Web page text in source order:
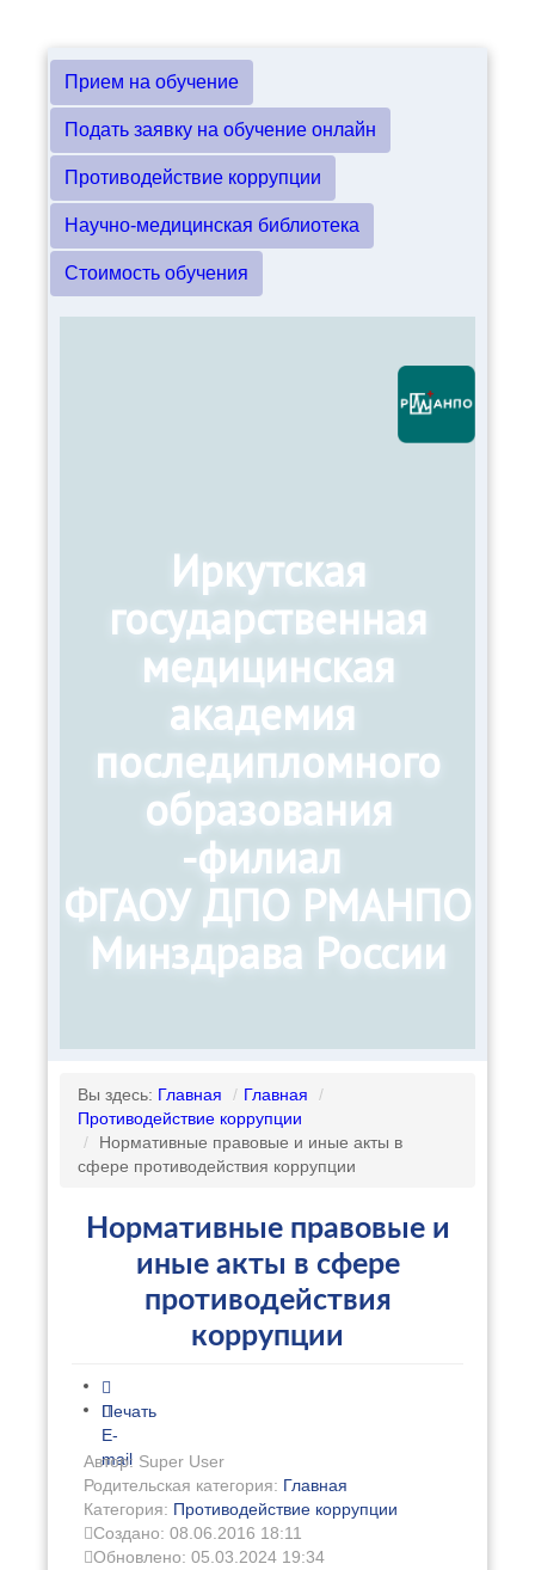
Прием на обучение
Подать заявку на обучение онлайн
Противодействие коррупции
Научно-медицинская библиотека
Стоимость обучения
Иркутская
государственная
медицинская
академия
последипломного
образования
-филиал
ФГАОУ ДПО РМАНПО
Минздрава России
Вы здесь: Главная / Главная
/
Противодействие коррупции
/
Нормативные правовые и иные акты в
сфере противодействия коррупции
Нормативные правовые и
иные акты в сфере
противодействия
коррупции
Печать
E-
mail
Автор: Super User
Родительская категория: Главная
Категория: Противодействие коррупции
Создано: 08.06.2016 18:11
Обновлено: 05.03.2024 19:34